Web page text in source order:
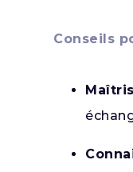
Conseils